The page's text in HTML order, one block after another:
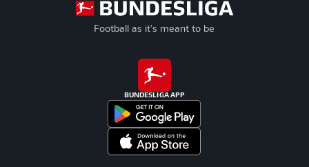
Football as it's meant to be
BUNDESLIGA APP